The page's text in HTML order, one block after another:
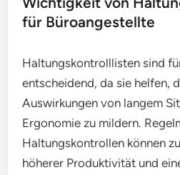
für Büroangestellte
Haltungskontrolllisten sind
entscheidend, da sie helfen,
Auswirkungen von langem
Ergonomie zu mildern.
Haltungskontrollen können
höherer Produktivität und